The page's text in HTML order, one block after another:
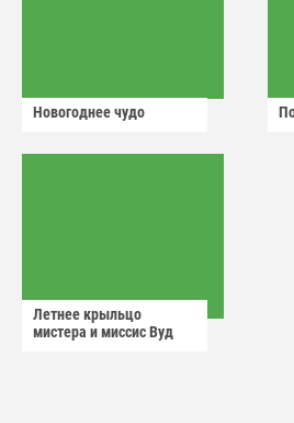
Новогоднее чудо
Летнее крыльцо
мистера и миссис Вуд